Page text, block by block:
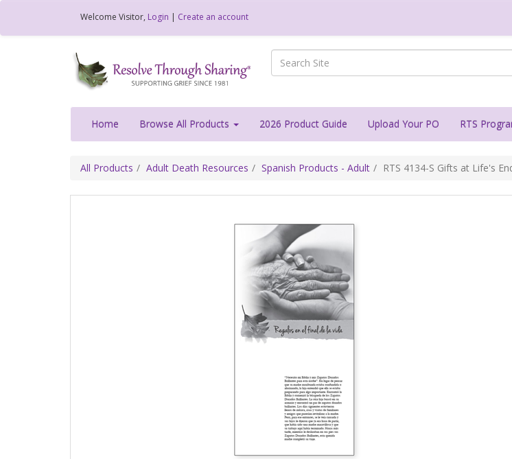
Welcome Visitor, Login | Create an account
Home Browse All Products 2026 Product Guide Upload Your PO RTS
All Products Adult Death Resources Spanish Products - Adult RTS 4134-S Gifts at Life's